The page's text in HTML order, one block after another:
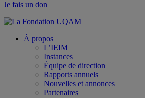
Je fais un don
À propos
L’IEIM
Instances
Équipe de direction
Rapports annuels
Nouvelles et annonces
Partenaires